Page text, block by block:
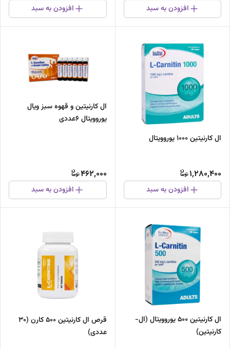
افزودن به سبد افزودن به سبد
ال کارنیتین 1000 یوروویتال
1,280,400
افزودن به سبد
ال کارنیتین و قهوه سبز ویال
یوروویتال 6عددی
462,000
افزودن به سبد
ال کارنیتین 500 یوروویتال (ال-
کارنیتین)
قرص ال کارنیتین 500 کارن (30
عددی)